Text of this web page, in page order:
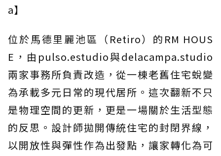
a】
位於馬德里麗池區（Retiro）的RM HOUS
E，由pulso.estudio與delacampa.studio
兩家事務所負責改造，從一棟老舊住宅蛻變
為承載多元日常的現代居所。這次翻新不只
是物理空間的更新，更是一場關於生活型態
的反思。設計師拋開傳統住宅的封閉界線，
以開放性與彈性作為出發點，讓家轉化為可